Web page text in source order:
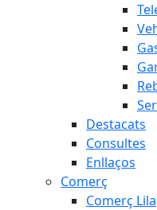
Destacats
Consultes
Enllaços
Comerç
Comerç Lila